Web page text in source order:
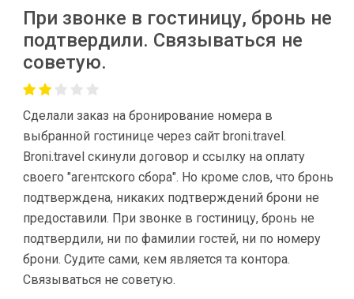
При звонке в гостиницу, бронь не
подтвердили. Связываться не
советую.
Сделали заказ на бронирование номера в
выбранной гостинице через сайт broni.travel.
Broni.travel скинули договор и ссылку на оплату
своего "агентского сбора". Но кроме слов, что бронь
подтверждена, никаких подтверждений брони не
предоставили. При звонке в гостиницу, бронь не
подтвердили, ни по фамилии гостей, ни по номеру
брони. Судите сами, кем является та контора.
Связываться не советую.